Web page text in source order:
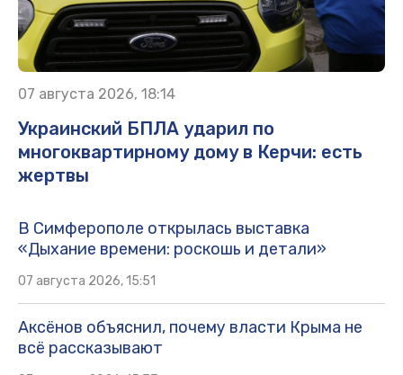
07 августа 2026, 18:14
Украинский БПЛА ударил по
многоквартирному дому в Керчи: есть
жертвы
В Симферополе открылась выставка
«Дыхание времени: роскошь и детали»
07 августа 2026, 15:51
Аксёнов объяснил, почему власти Крыма не
всё рассказывают